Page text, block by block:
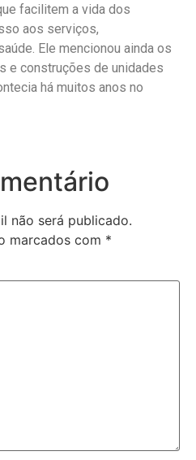
facilitem a vida dos
aos serviços,
Ele mencionou ainda os
e construções de unidades
há muitos anos no
não será publicado.
marcados com *